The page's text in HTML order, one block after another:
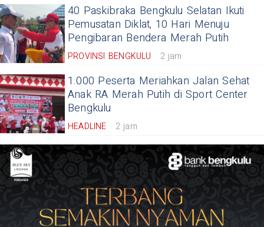
40 Paskibraka Bengkulu Selatan Ikuti
Pemusatan Diklat, 10 Hari Menuju
Pengibaran Bendera Merah Putih
PROVINSI BENGKULU 2 jam
1.000 Peserta Meriahkan Jalan Sehat
Anak RA Merah Putih di Sport Center
Bengkulu
HEADLINE 2 jam